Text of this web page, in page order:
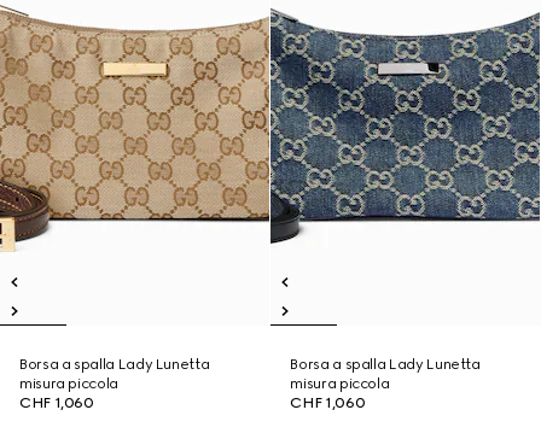
Borsa a spalla Lady Lunetta
misura piccola
CHF 1,060
Borsa a spalla Lady Lunetta
misura piccola
CHF 1,060